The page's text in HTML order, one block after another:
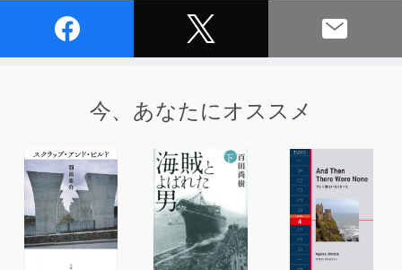
高性能AI音声による朗読です。
今、あなたにオススメ